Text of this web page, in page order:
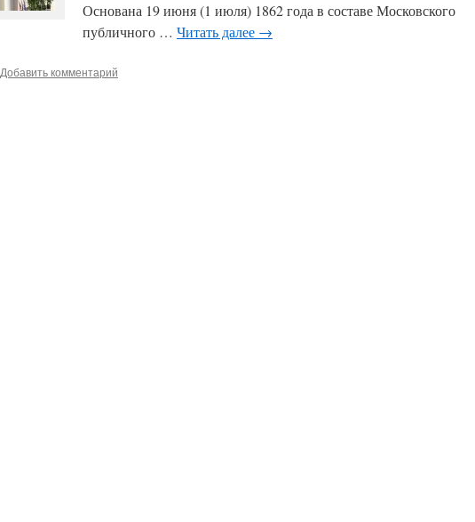
Основана 19 июня (1 июля) 1862 года в составе Московского
публичного … Читать далее →
Добавить комментарий